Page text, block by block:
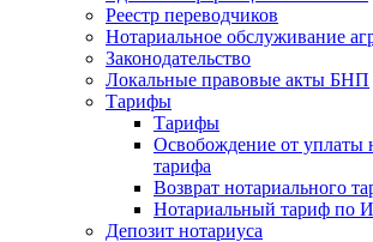
Реестр переводчиков
Нотариальное обслуживание
Законодательство
Локальные правовые акты БНП
Тарифы
Тарифы
Освобождение от уплаты
тарифа
Возврат нотариального
Нотариальный тариф по
Депозит нотариуса